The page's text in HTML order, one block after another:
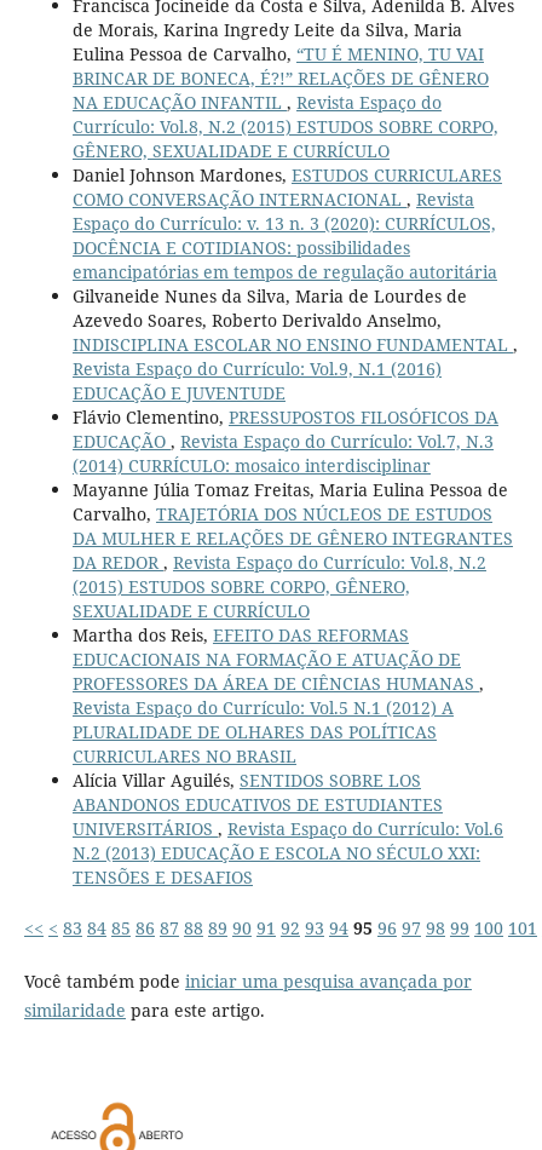
Francisca Jocineide da Costa e Silva, Adenilda B. Alves
de Morais, Karina Ingredy Leite da Silva, Maria
Eulina Pessoa de Carvalho, “TU É MENINO, TU VAI
BRINCAR DE BONECA, É?!” RELAÇÕES DE GÊNERO
NA EDUCAÇÃO INFANTIL , Revista Espaço do
Currículo: Vol.8, N.2 (2015) ESTUDOS SOBRE CORPO,
GÊNERO, SEXUALIDADE E CURRÍCULO
Daniel Johnson Mardones, ESTUDOS CURRICULARES
COMO CONVERSAÇÃO INTERNACIONAL , Revista
Espaço do Currículo: v. 13 n. 3 (2020): CURRÍCULOS,
DOCÊNCIA E COTIDIANOS: possibilidades
emancipatórias em tempos de regulação autoritária
Gilvaneide Nunes da Silva, Maria de Lourdes de
Azevedo Soares, Roberto Derivaldo Anselmo,
INDISCIPLINA ESCOLAR NO ENSINO FUNDAMENTAL ,
Revista Espaço do Currículo: Vol.9, N.1 (2016)
EDUCAÇÃO E JUVENTUDE
Flávio Clementino, PRESSUPOSTOS FILOSÓFICOS DA
EDUCAÇÃO , Revista Espaço do Currículo: Vol.7, N.3
(2014) CURRÍCULO: mosaico interdisciplinar
Mayanne Júlia Tomaz Freitas, Maria Eulina Pessoa de
Carvalho, TRAJETÓRIA DOS NÚCLEOS DE ESTUDOS
DA MULHER E RELAÇÕES DE GÊNERO INTEGRANTES
DA REDOR, Revista Espaço do Currículo: Vol.8, N.2
(2015) ESTUDOS SOBRE CORPO, GÊNERO,
SEXUALIDADE E CURRÍCULO
Martha dos Reis, EFEITO DAS REFORMAS
EDUCACIONAIS NA FORMAÇÃO E ATUAÇÃO DE
PROFESSORES DA ÁREA DE CIÊNCIAS HUMANAS ,
Revista Espaço do Currículo: Vol.5 N.1 (2012) A
PLURALIDADE DE OLHARES DAS POLÍTICAS
CURRICULARES NO BRASIL
Alícia Villar Aguilés, SENTIDOS SOBRE LOS
ABANDONOS EDUCATIVOS DE ESTUDIANTES
UNIVERSITÁRIOS , Revista Espaço do Currículo: Vol.6
N.2 (2013) EDUCAÇÃO E ESCOLA NO SÉCULO XXI:
TENSÕES E DESAFIOS
<< < 83 84 85 86 87 88 89 90 91 92 93 94 95 96 97 98 99 100 101
Você também pode iniciar uma pesquisa avançada por
similaridade para este artigo.